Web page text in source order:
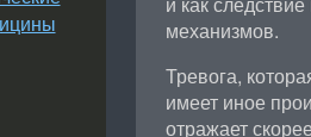
механизмов.
Тревога,
имеет иное
отражает